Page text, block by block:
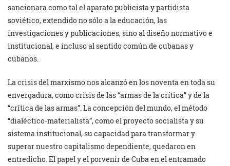
sancionara como tal el aparato publicista y partidista
soviético, extendido no sólo a la educación, las
investigaciones y publicaciones, sino al diseño normativo e
institucional, e incluso al sentido común de cubanas y
cubanos.
La crisis del marxismo nos alcanzó en los noventa en toda su
envergadura, como crisis de las “armas de la crítica” y de la
“crítica de las armas”. La concepción del mundo, el método
“dialéctico-materialista”, como el proyecto socialista y su
sistema institucional, su capacidad para transformar y
superar nuestro capitalismo dependiente, quedaron en
entredicho. El papel y el porvenir de Cuba en el entramado